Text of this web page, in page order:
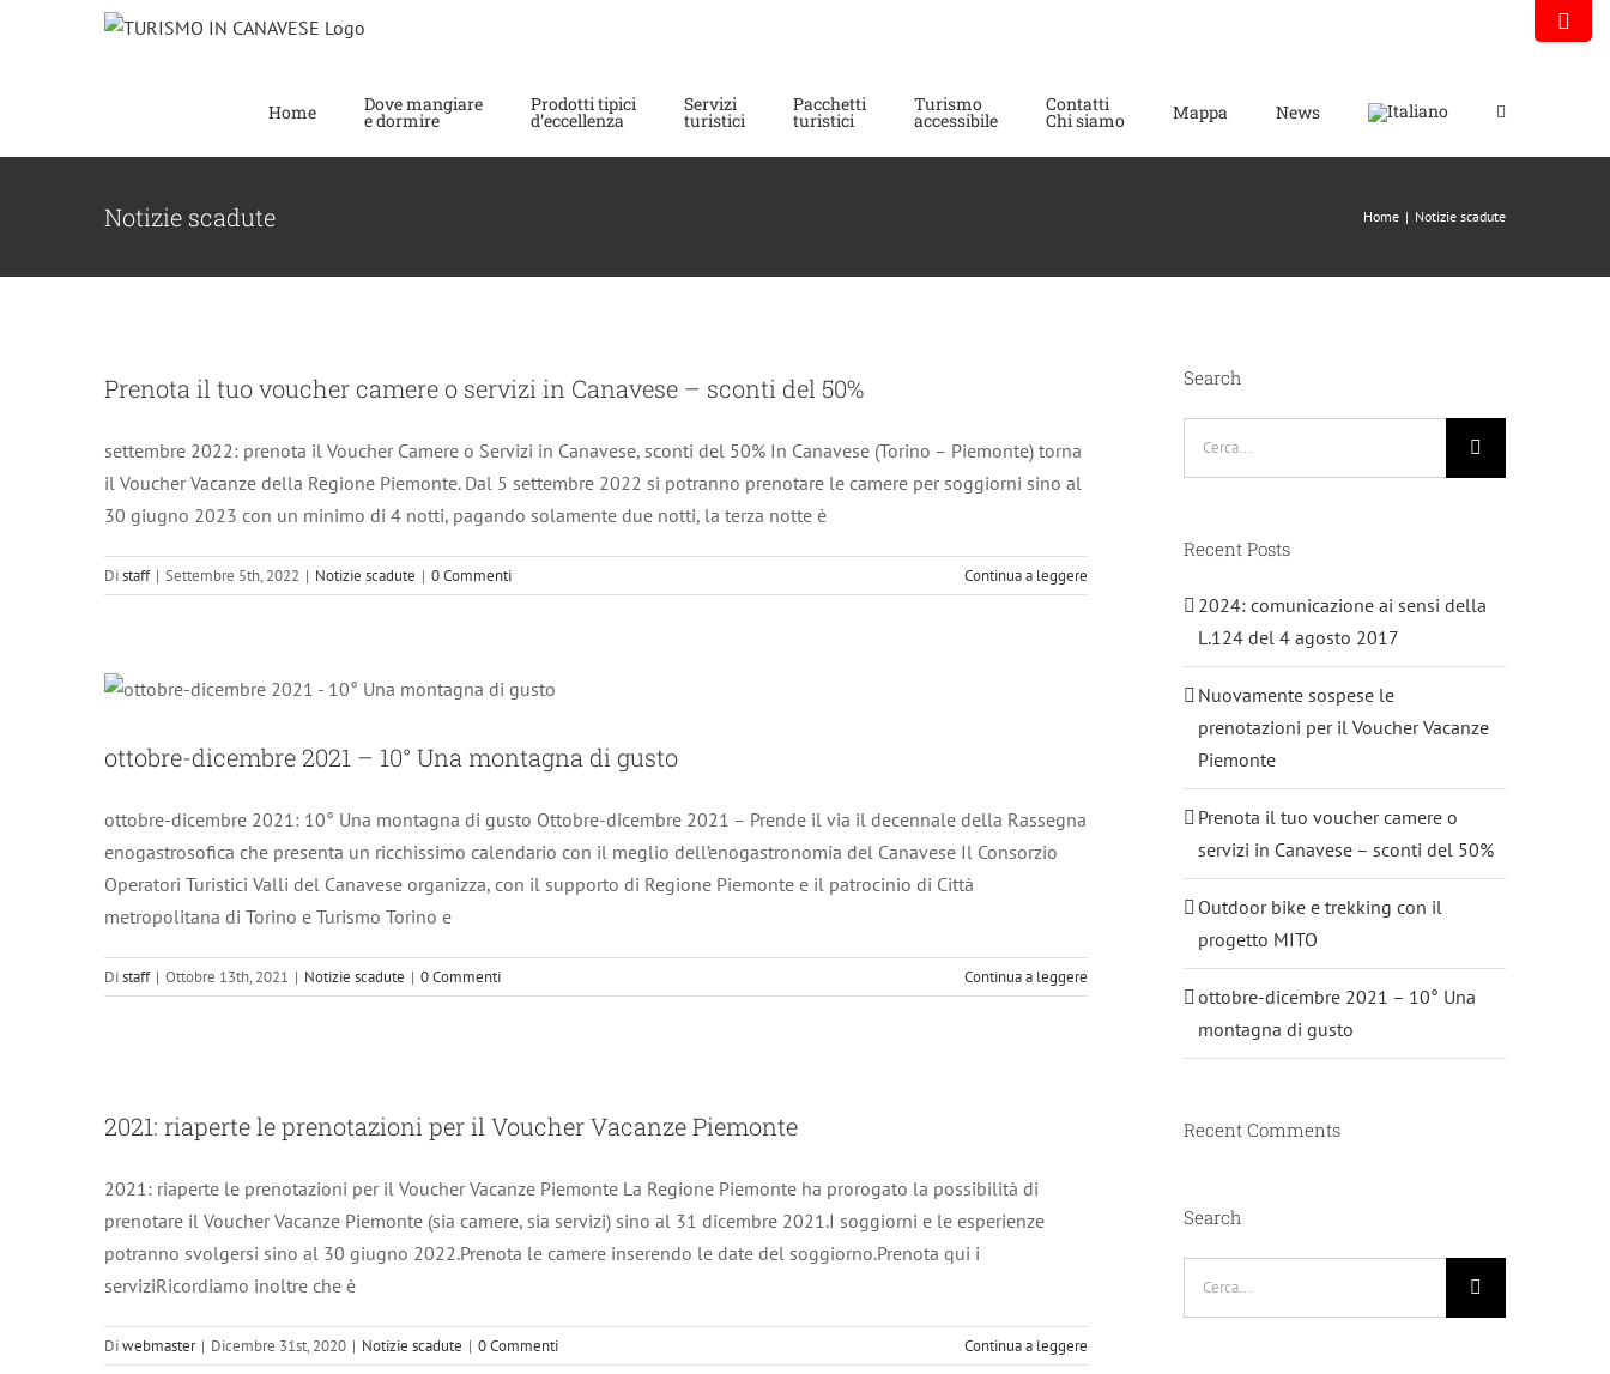
Home Dove mangiare
e dormire
Prodotti tipici
d’eccellenza
Servizi
turistici
Pacchetti
turistici
Turismo
accessibile
Contatti
Chi siamo Mappa News
Notizie scadute Home | Notizie scadute
Notizie scadute
Prenota il tuo voucher camere o servizi in Canavese – sconti del 50%
settembre 2022: prenota il Voucher Camere o Servizi in Canavese, sconti del 50% In Canavese (Torino – Piemonte) torna
il Voucher Vacanze della Regione Piemonte. Dal 5 settembre 2022 si potranno prenotare le camere per soggiorni sino al
30 giugno 2023 con un minimo di 4 notti, pagando solamente due notti, la terza notte è
Distaff | Settembre 5th, 2022 | Notizie scadute | 0 Commenti Continua a leggere
ottobre-dicembre 2021 – 10° Una montagna di gusto
ottobre-dicembre 2021: 10° Una montagna di gusto Ottobre-dicembre 2021 – Prende il via il decennale della Rassegna
enogastrosofica che presenta un ricchissimo calendario con il meglio dell’enogastronomia del Canavese Il Consorzio
Operatori Turistici Valli del Canavese organizza, con il supporto di Regione Piemonte e il patrocinio di Città
metropolitana di Torino e Turismo Torino e
Distaff | Ottobre 13th, 2021 | Notizie scadute | 0 Commenti Continua a leggere
Notizie scadute
2021: riaperte le prenotazioni per il Voucher Vacanze Piemonte
2021: riaperte le prenotazioni per il Voucher Vacanze Piemonte La Regione Piemonte ha prorogato la possibilità di
prenotare il Voucher Vacanze Piemonte (sia camere, sia servizi) sino al 31 dicembre 2021.I soggiorni e le esperienze
potranno svolgersi sino al 30 giugno 2022.Prenota le camere inserendo le date del soggiorno.Prenota qui i
serviziRicordiamo inoltre che è
Diwebmaster | Dicembre 31st, 2020 | Notizie scadute | 0 Commenti Continua a leggere
Search
Recent Posts
2024: comunicazione ai sensi della
L.124 del 4 agosto 2017
Nuovamente sospese le
prenotazioni per il Voucher Vacanze
Piemonte
Prenota il tuo voucher camere o
servizi in Canavese – sconti del 50%
Outdoor bike e trekking con il
progetto MITO
ottobre-dicembre 2021 – 10° Una
montagna di gusto
Recent Comments
Search
Toggle
area